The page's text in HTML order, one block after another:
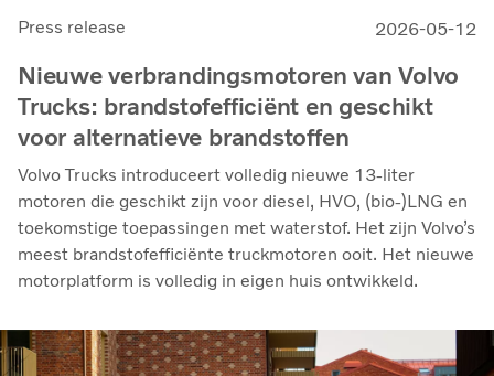
Press release 2026-05-12
Nieuwe verbrandingsmotoren van Volvo
Trucks: brandstofefficiënt en geschikt
voor alternatieve brandstoffen
Volvo Trucks introduceert volledig nieuwe 13-liter
motoren die geschikt zijn voor diesel, HVO, (bio-)LNG en
toekomstige toepassingen met waterstof. Het zijn Volvo’s
meest brandstofefficiënte truckmotoren ooit. Het nieuwe
motorplatform is volledig in eigen huis ontwikkeld.